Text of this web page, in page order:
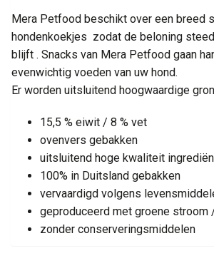
Mera Petfood beschikt over een breed
hondenkoekjes zodat de beloning
blijft . Snacks van Mera Petfood gaan
evenwichtig voeden van uw hond.
Er worden uitsluitend hoogwaardige
15,5 % eiwit / 8 % vet
ovenvers gebakken
uitsluitend hoge kwaliteit
100% in Duitsland gebakken
vervaardigd volgens
geproduceerd met groene stroom
zonder conserveringsmiddelen